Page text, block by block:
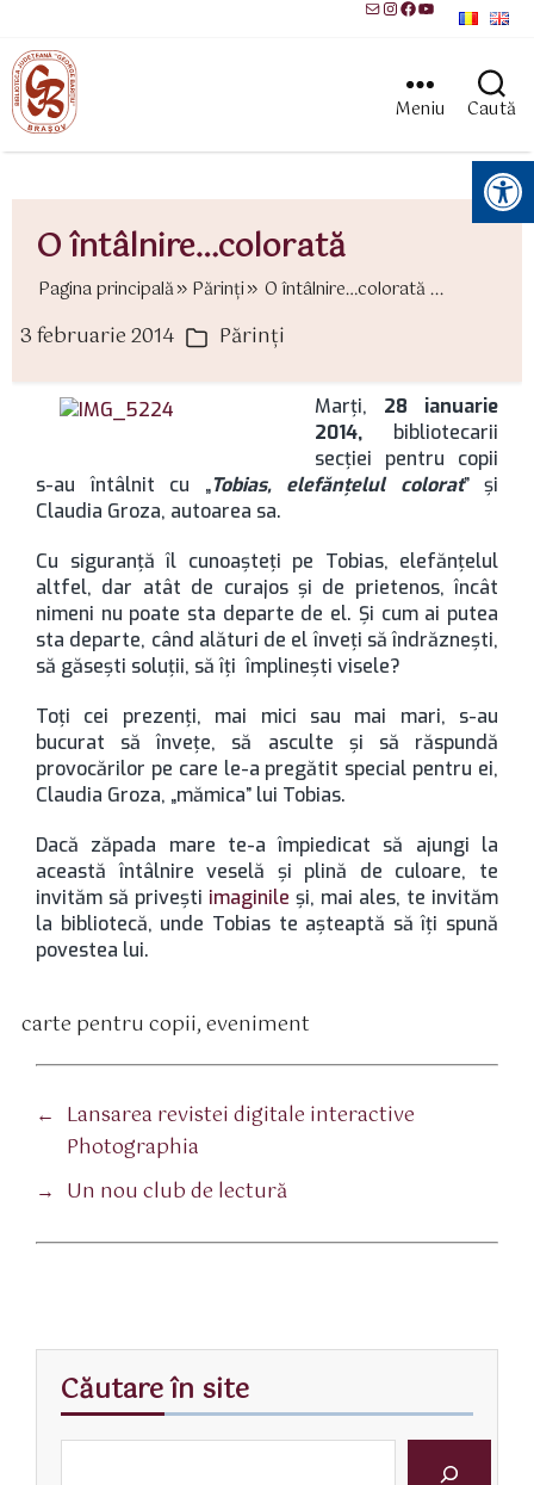
MailInstagram
Facebook
YouTube
Meniu Caută
Instrumente pentru accesibilitate
O întâlnire…colorată
Pagina principală Părinţi O întâlnire…colorată ...
3 februarie 2014 Categorii
Părinţi
Marţi, 28 ianuarie
2014, bibliotecarii
secţiei pentru copii
s-au întâlnit cu „Tobias, elefănţelul colorat” şi
Claudia Groza, autoarea sa.
Cu siguranţă îl cunoaşteţi pe Tobias, elefănţelul
altfel, dar atât de curajos şi de prietenos, încât
nimeni nu poate sta departe de el. Şi cum ai putea
sta departe, când alături de el înveţi să îndrăzneşti,
să găseşti soluţii, să îţi împlineşti visele?
Toţi cei prezenţi, mai mici sau mai mari, s-au
bucurat să înveţe, să asculte şi să răspundă
provocărilor pe care le-a pregătit special pentru ei,
Claudia Groza, „mămica” lui Tobias.
Dacă zăpada mare te-a împiedicat să ajungi la
această întâlnire veselă şi plină de culoare, te
invităm să priveşti imaginile şi, mai ales, te invităm
la bibliotecă, unde Tobias te aşteaptă să îţi spună
povestea lui.
carte pentru copii,eveniment
← Lansarea revistei digitale interactive
Photographia
→ Un nou club de lectură
Căutare în site